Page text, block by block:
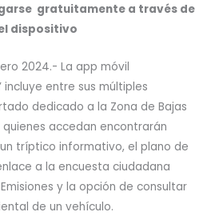
gratuitamente a través de
dispositivo
2024.- La app móvil
incluye entre sus múltiples
dedicado a la Zona de Bajas
quienes accedan encontrarán
tríptico informativo, el plano de
a la encuesta ciudadana
y la opción de consultar
de un vehículo.